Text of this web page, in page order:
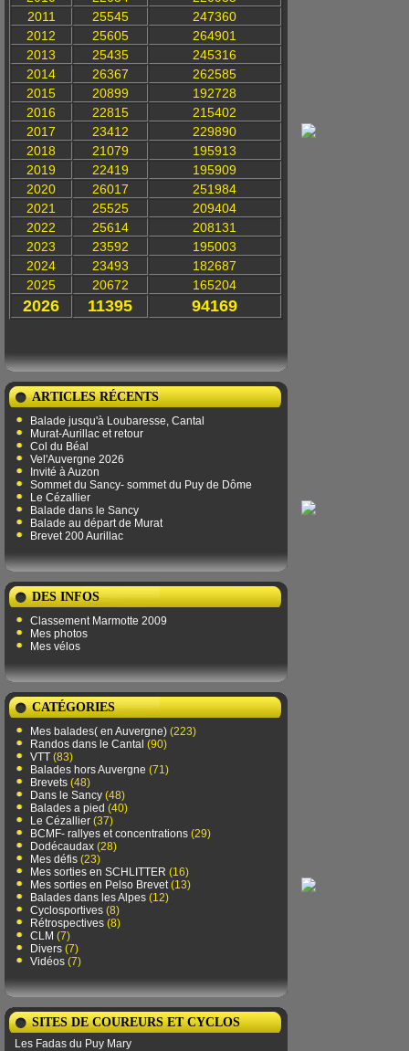
2011
25545
247360
2012
25605
264901
2013
25435
245316
2014
26367
262585
2015
20899
192728
2016
22815
215402
2017
23412
229890
2018
21079
195913
2019
22419
195909
2020
26017
251984
2021
25525
209404
2022
25614
208131
2023
23592
195003
2024
23493
182687
2025
20672 165204
2026 11395 94169
ARTICLES RÉCENTS
Balade jusqu'à Loubaresse, Cantal
Murat-Aurillac et retour
Col du Béal
Vel'Auvergne 2026
Invité à Auzon
Sommet du Sancy- sommet du Puy de Dôme
Le Cézallier
Balade dans le Sancy
Balade au départ de Murat
Brevet 200 Aurillac
DES INFOS
Classement Marmotte 2009
Mes photos
Mes vélos
CATÉGORIES
Mes balades( en Auvergne) (223)
Randos dans le Cantal (90)
VTT (83)
Balades hors Auvergne (71)
Brevets (48)
Dans le Sancy (48)
Balades a pied (40)
Le Cézallier (37)
BCMF- rallyes et concentrations (29)
Dodécaudax (28)
Mes défis (23)
Mes sorties en SCHLITTER (16)
Mes sorties en Pelso Brevet(13)
Balades dans les Alpes (12)
Cyclosportives (8)
Rétrospectives (8)
CLM (7)
Divers (7)
Vidéos (7)
SITES DE COUREURS ET CYCLOS
Les Fadas du Puy Mary